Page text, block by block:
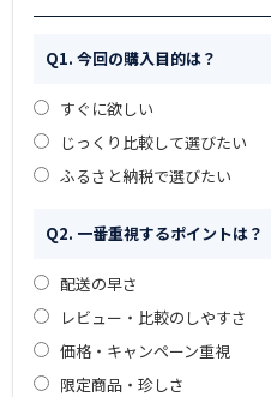
Q1. 今回の購入目的は？
すぐに欲しい
じっくり比較して選びたい
ふるさと納税で選びたい
Q2. 一番重視するポイントは？
配送の早さ
レビュー・比較のしやすさ
価格・キャンペーン重視
限定商品・珍しさ